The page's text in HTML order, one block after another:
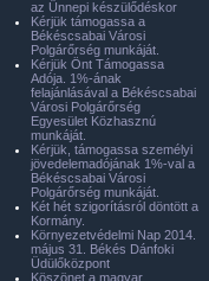
az Ünnepi készülődéskor
Kérjük támogassa a
Békéscsabai Városi
Polgárőrség munkáját.
Kérjük Önt Támogassa
Adója. 1%-ának
felajánlásával a Békéscsabai
Városi Polgárőrség
Egyesület Közhasznú
munkáját.
Kérjük, támogassa személyi
jövedelemadójának 1%-val a
Békéscsabai Városi
Polgárőrség munkáját.
Két hét szigorításról döntött a
Kormány.
Környezetvédelmi Nap 2014.
május 31. Békés Dánfoki
Üdülőközpont
Köszönet a magyar